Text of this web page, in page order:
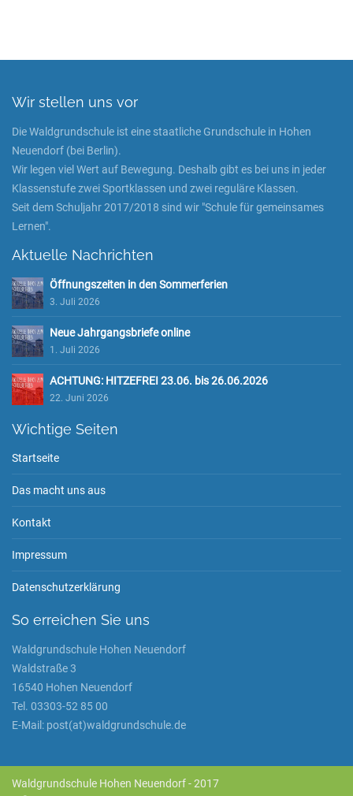
Wir stellen uns vor
Die Waldgrundschule ist eine staatliche Grundschule in Hohen
Neuendorf (bei Berlin).
Wir legen viel Wert auf Bewegung. Deshalb gibt es bei uns in jeder
Klassenstufe zwei Sportklassen und zwei reguläre Klassen.
Seit dem Schuljahr 2017/2018 sind wir "Schule für gemeinsames
Lernen".
Aktuelle Nachrichten
Öffnungszeiten in den Sommerferien
3. Juli 2026
Neue Jahrgangsbriefe online
1. Juli 2026
ACHTUNG: HITZEFREI 23.06. bis 26.06.2026
22. Juni 2026
Wichtige Seiten
Startseite
Das macht uns aus
Kontakt
Impressum
Datenschutzerklärung
So erreichen Sie uns
Waldgrundschule Hohen Neuendorf
Waldstraße 3
16540 Hohen Neuendorf
Tel. 03303-52 85 00
E-Mail: post(at)waldgrundschule.de
Waldgrundschule Hohen Neuendorf - 2017